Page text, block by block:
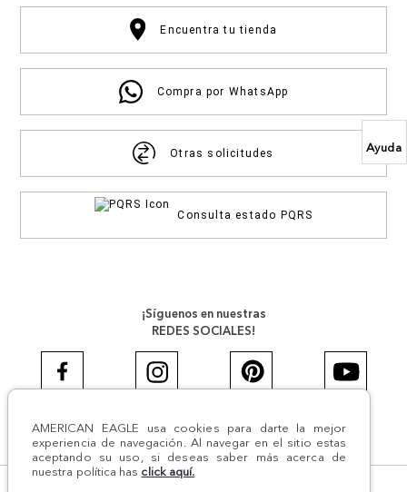
Ayuda
AMERICAN EAGLE usa cookies para darte la mejor
experiencia de navegación. Al navegar en el sitio estas
aceptando su uso, si deseas saber más acerca de
nuestra política has click aquí.
Encuentra tu tienda
Compra por WhatsApp
Otras solicitudes
Consulta estado PQRS
¡Síguenos en nuestras
REDES SOCIALES!
#AEJEANS #AerieREALCOL